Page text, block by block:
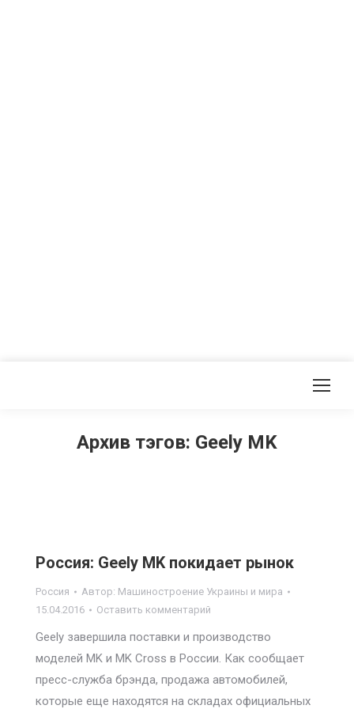
Архив тэгов: Geely MK
Россия: Geely MK покидает рынок
Россия Автор: Машиностроение Украины и мира
15.04.2016
Оставить комментарий
Geely завершила поставки и производство
моделей MK и MK Cross в России. Как сообщает
пресс-служба брэнда, продажа автомобилей,
которые еще находятся на складах официальных